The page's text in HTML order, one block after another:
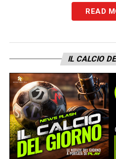
Sport e La Gazzetta
rappresentano i
giorno tanto per gli
per gli appassionati.
READ
IL CALCIO